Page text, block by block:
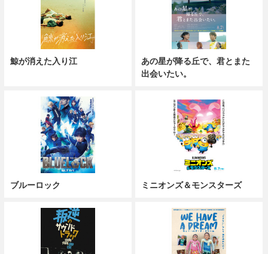
鯨が消えた入り江
あの星が降る丘で、君とまた
出会いたい。
ブルーロック ミニオンズ＆モンスターズ